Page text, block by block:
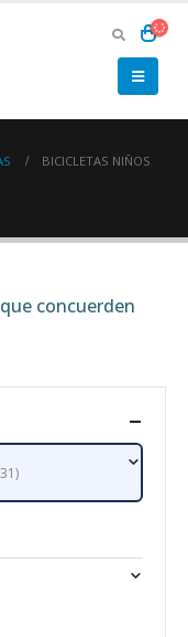
BICICLETAS NIÑOS
concuerden